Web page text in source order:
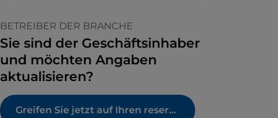
BETREIBER DER BRANCHE
Sie sind der Geschäftsinhaber
und möchten Angaben
aktualisieren?
Greifen Sie jetzt auf Ihren reservierten Bereich zu